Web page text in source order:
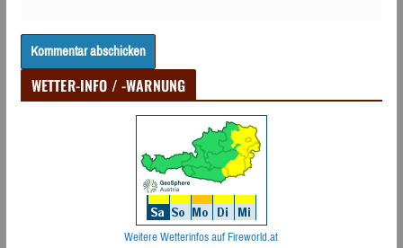
WETTER-INFO / -WARNUNG
Weitere Wetterinfos auf Fireworld.at